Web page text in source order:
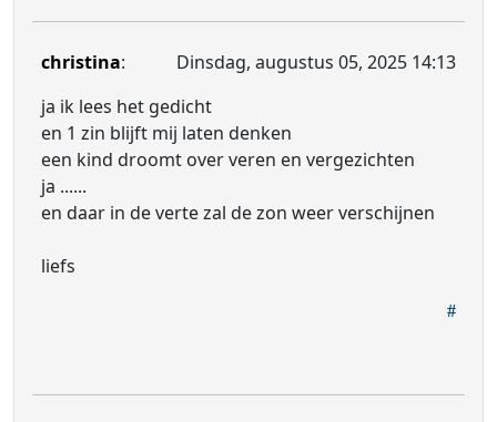
christina:
Dinsdag, augustus 05, 2025 14:13
ja ik lees het gedicht
en 1 zin blijft mij laten denken
een kind droomt over veren en vergezichten
ja ......
en daar in de verte zal de zon weer verschijnen
liefs